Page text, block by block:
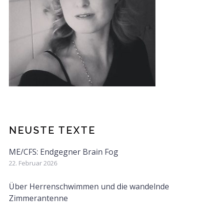
NEUSTE TEXTE
ME/CFS: Endgegner Brain Fog
22. Februar 2026
Über Herrenschwimmen und die wandelnde
Zimmerantenne